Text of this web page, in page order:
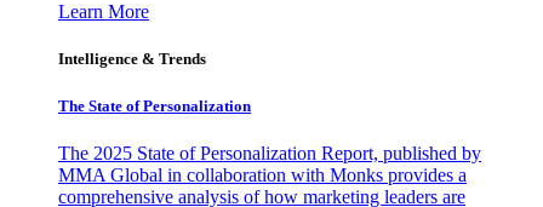
Learn More
Intelligence & Trends
The State of Personalization
The 2025 State of Personalization Report, published by
MMA Global in collaboration with Monks provides a
comprehensive analysis of how marketing leaders are